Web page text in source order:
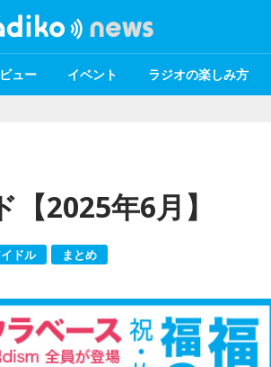
ュー イベント ラジオの楽しみ方
2025年6月】
ドル まとめ